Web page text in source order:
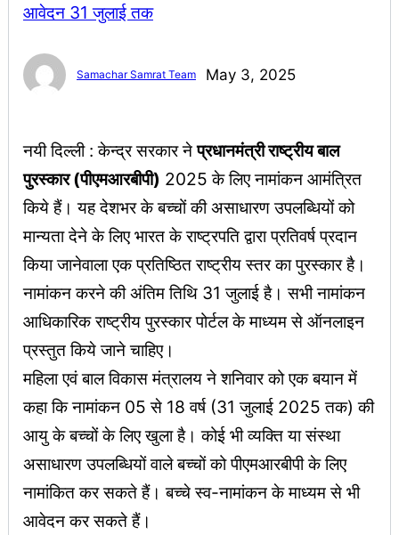
Samachar Samrat Team May 3, 2025
नयी दिल्ली : केन्द्र सरकार नेप्रधानमंत्री राष्ट्रीय बाल
पुरस्कार (पीएमआरबीपी) 2025 के लिए नामांकन आमंत्रित
किये हैं। यह देशभर के बच्चों की असाधारण उपलब्धियों को
मान्यता देने के लिए भारत के राष्ट्रपति द्वारा प्रतिवर्ष प्रदान
किया जानेवाला एक प्रतिष्ठित राष्ट्रीय स्तर का पुरस्कार है।
नामांकन करने की अंतिम तिथि 31 जुलाई है। सभी नामांकन
आधिकारिक राष्ट्रीय पुरस्कार पोर्टल के माध्यम से ऑनलाइन
प्रस्तुत किये जाने चाहिए।
महिला एवं बाल विकास मंत्रालय ने शनिवार को एक बयान में
कहा कि नामांकन 05 से 18 वर्ष (31 जुलाई 2025 तक) की
आयु के बच्चों के लिए खुला है। कोई भी व्यक्ति या संस्था
असाधारण उपलब्धियों वाले बच्चों को पीएमआरबीपी के लिए
नामांकित कर सकते हैं। बच्चे स्व-नामांकन के माध्यम से भी
आवेदन कर सकते हैं।